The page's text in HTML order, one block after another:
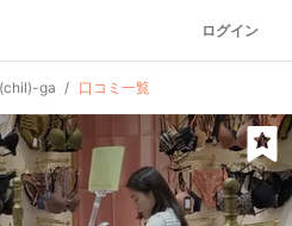
ログイン
ga 口コミ一覧